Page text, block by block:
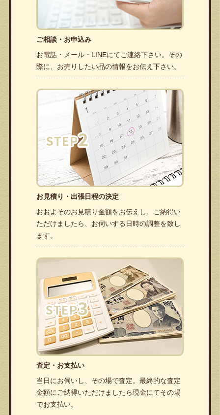
ご相談・お申込み
お電話・メール・LINEにてご連絡下さい。その
際に、お売りしたい品の情報をお伝え下さい。
お見積り・出張日程の決定
おおよそのお見積り金額をお伝えし、ご納得い
ただけましたら、お伺いする日時の調整を致し
ます。
査定・お支払い
当日にお伺いし、その場で査定。最終的な査定
金額にご納得いただけましたら現金にてその場
でお支払い。